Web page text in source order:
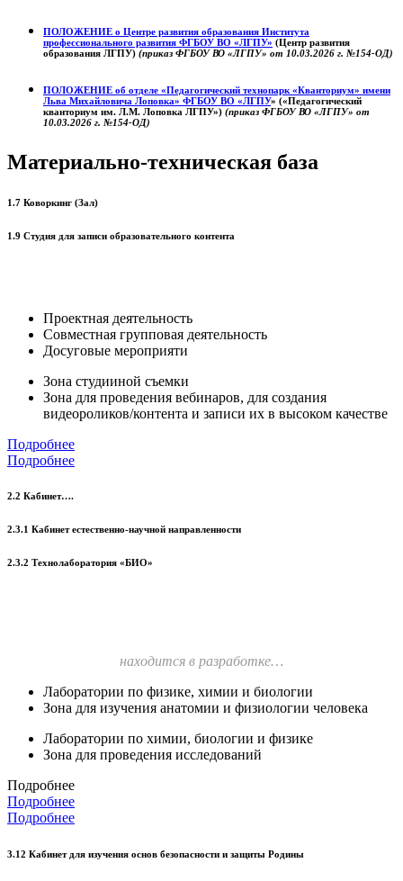
ПОЛОЖЕНИЕ о Центре развития образования Института
профессионального развития ФГБОУ ВО «ЛГПУ» (Центр развития
образования ЛГПУ) (приказ ФГБОУ ВО «ЛГПУ» от 10.03.2026 г. №154-ОД)
ПОЛОЖЕНИЕ об отделе «Педагогический технопарк «Кванториум» имени
Льва Михайловича Лоповка» ФГБОУ ВО «ЛГПУ» («Педагогический
кванториум им. Л.М. Лоповка ЛГПУ») (приказ ФГБОУ ВО «ЛГПУ» от
10.03.2026 г. №154-ОД)
Материально-техническая база
1.7 Коворкинг (Зал)
1.9 Студия для записи образовательного контента
Проектная деятельность
Совместная групповая деятельность
Досуговые мероприяти
Зона студииной съемки
Зона для проведения вебинаров, для создания
видеороликов/контента и записи их в высоком качестве
Подробнее
Подробнее
2.2 Кабинет….
2.3.1 Кабинет естественно-научной направленности
2.3.2 Технолаборатория «БИО»
находится в разработке…
Лаборатории по физике, химии и биологии
Зона для изучения анатомии и физиологии человека
Лаборатории по химии, биологии и физике
Зона для проведения исследований
Подробнее
Подробнее
Подробнее
3.12 Кабинет для изучения основ безопасности и защиты Родины